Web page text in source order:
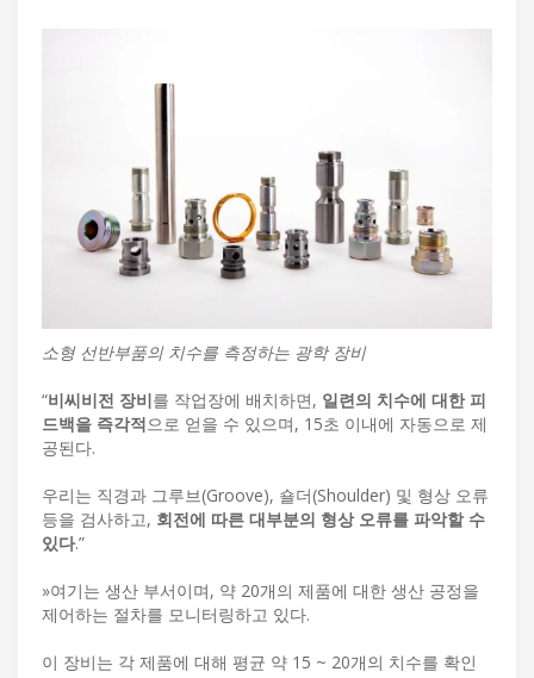
소형 선반부품의 치수를 측정하는 광학 장비
“비씨비전 장비를 작업장에 배치하면, 일련의 치수에 대한 피
드백을 즉각적으로 얻을 수 있으며, 15초 이내에 자동으로 제
공된다.
우리는 직경과 그루브(Groove), 숄더(Shoulder) 및 형상 오류
등을 검사하고, 회전에 따른 대부분의 형상 오류를 파악할 수
있다.”
»여기는 생산 부서이며, 약 20개의 제품에 대한 생산 공정을
제어하는 절차를 모니터링하고 있다.
이 장비는 각 제품에 대해 평균 약 15 ~ 20개의 치수를 확인